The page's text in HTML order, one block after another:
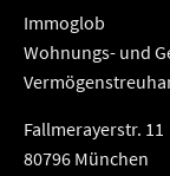
Immoglob
Wohnungs- und
Fallmerayerstr. 11
80796 München